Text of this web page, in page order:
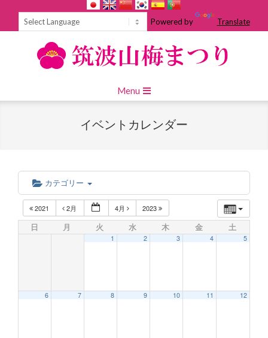
Powered by Translate
Navigation
Menu
イベントカレンダー
カテゴリー
2021 2月 4月 2023
日 月 火 水 木 金 土
1 2 3 4 5
6 7 8 9 10 11 12